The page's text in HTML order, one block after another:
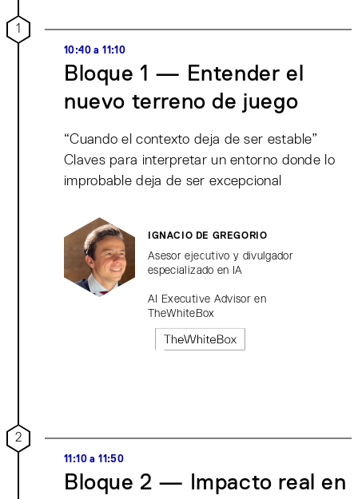
1
10:40 a 11:10
Bloque 1 — Entender el
nuevo terreno de juego
“Cuando el contexto deja de ser estable”
Claves para interpretar un entorno donde lo
improbable deja de ser excepcional
IGNACIO DE GREGORIO
Asesor ejecutivo y divulgador
especializado en IA
AI Executive Advisor en
TheWhiteBox
2
11:10 a 11:50
Bloque 2 — Impacto real en